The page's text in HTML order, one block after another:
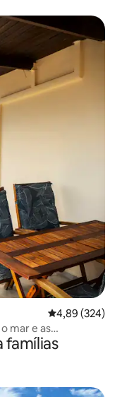
Classificação
4,89 (324)
mar e as
famílias